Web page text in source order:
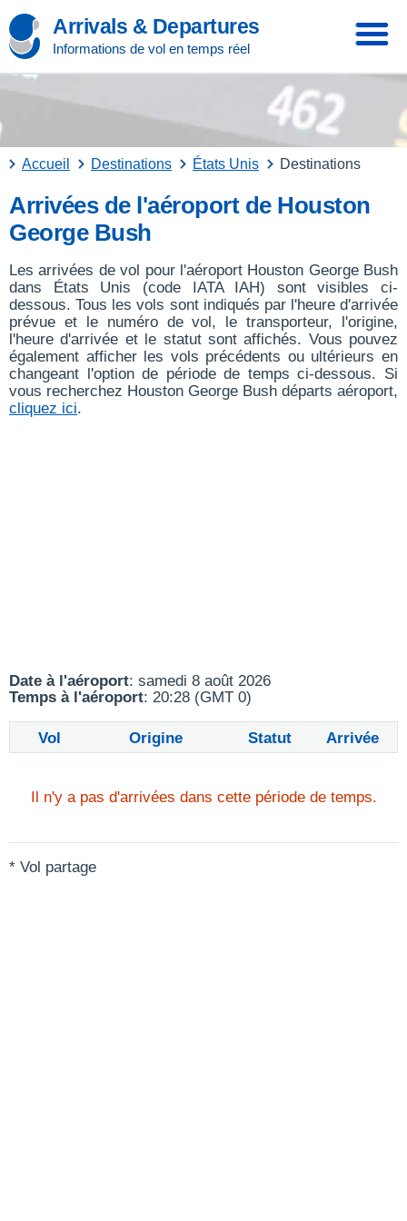
Arrivals & Departures
Informations de vol en temps réel
Accueil Destinations États Unis Destinations
Arrivées de l'aéroport de Houston
George Bush
Les arrivées de vol pour l'aéroport Houston George Bush
dans États Unis (code IATA IAH) sont visibles ci-
dessous. Tous les vols sont indiqués par l'heure d'arrivée
prévue et le numéro de vol, le transporteur, l'origine,
l'heure d'arrivée et le statut sont affichés. Vous pouvez
également afficher les vols précédents ou ultérieurs en
changeant l'option de période de temps ci-dessous. Si
vous recherchez Houston George Bush départs aéroport,
cliquez ici.
Date à l'aéroport: samedi 8 août 2026
Temps à l'aéroport: 20:28 (GMT 0)
Vol Origine Statut Arrivée
Il n'y a pas d'arrivées dans cette période de temps.
* Vol partage